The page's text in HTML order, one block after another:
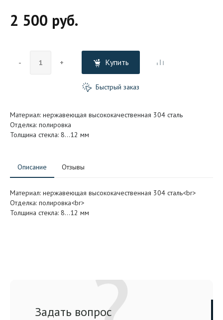
2 500 руб.
- + Купить
Быстрый заказ
Материал: нержавеющая высококачественная 304 сталь
Отделка: полировка
Толщина стекла: 8…12 мм
Описание Отзывы
Материал: нержавеющая высококачественная 304 сталь<br>
Отделка: полировка<br>
Толщина стекла: 8…12 мм
Задать вопрос